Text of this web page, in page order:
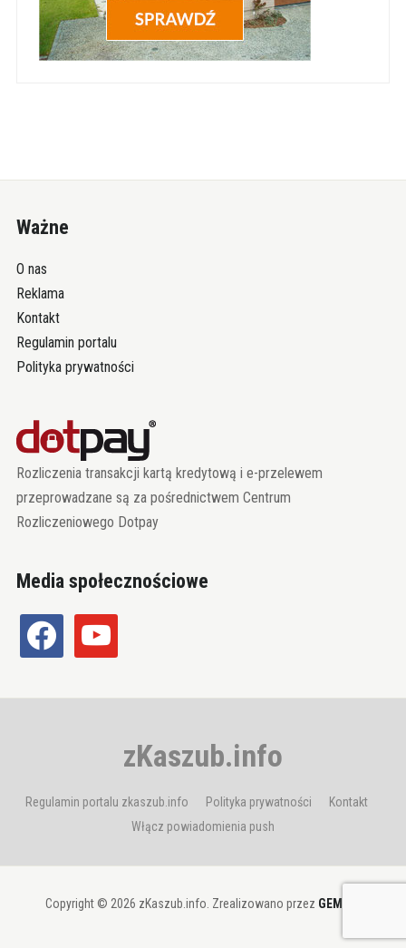
Ważne
O nas
Reklama
Kontakt
Regulamin portalu
Polityka prywatności
Rozliczenia transakcji kartą kredytową i e-przelewem
przeprowadzane są za pośrednictwem Centrum
Rozliczeniowego Dotpay
Media społecznościowe
facebook youtube
zKaszub.info
Regulamin portalu zkaszub.info Polityka prywatności
Kontakt
Włącz powiadomienia push
Copyright © 2026 zKaszub.info. Zrealizowano przez GEMBIT